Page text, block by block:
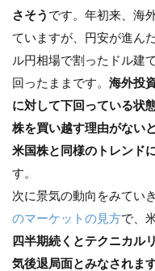
さそう です。年初来、海
ていますが、円安が進ん
ル円相場で割ったドル建
回ったままです。 海外投
に対して下回っている状
株を買い越す理由がない
米国株と同様のトレンド
す。
次に景気の動向をみてい
のマーケットの見方で、
四半期続くとテクニカル
気後退局面とみなされます